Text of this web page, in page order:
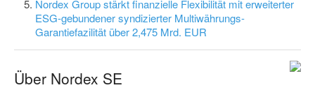
Nordex Group stärkt finanzielle Flexibilität mit erweiterter
ESG-gebundener syndizierter Multiwährungs-
Garantiefazilität über 2,475 Mrd. EUR
Über Nordex SE